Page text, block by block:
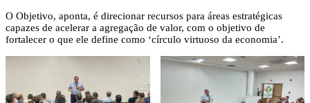
O Objetivo, aponta, é direcionar recursos para áreas estratégicas
capazes de acelerar a agregação de valor, com o objetivo de
fortalecer o que ele define como ‘círculo virtuoso da economia’.